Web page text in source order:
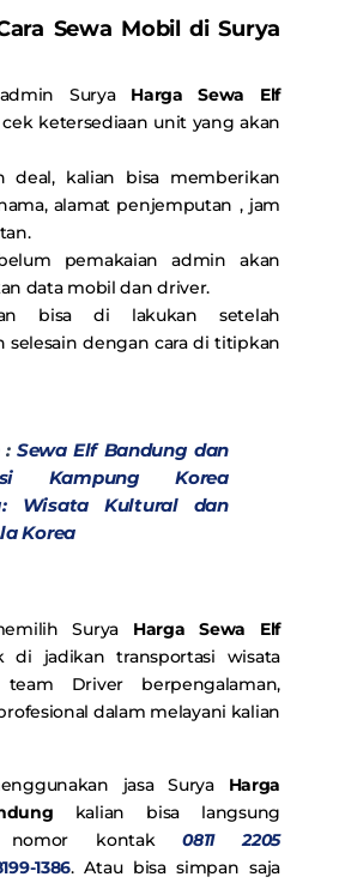
Sewa Mobil di Surya
Surya Harga Sewa Elf
cek ketersediaan unit yang akan
deal, kalian bisa memberikan
alamat penjemputan , jam
pemakaian admin akan
data mobil dan driver.
bisa di lakukan setelah
selesain dengan cara di titipkan
: Sewa Elf Bandung dan
Kampung Korea
Wisata Kultural dan
Korea
Surya Harga Sewa Elf
di jadikan transportasi wisata
Driver berpengalaman,
dalam melayani kalian
jasa Surya Harga
kalian bisa langsung
nomor kontak0811 2205
1386. Atau bisa simpan saja